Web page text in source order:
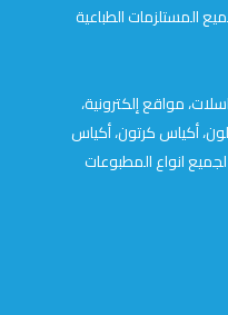
المستلزمات الطباعية
مواقع إلكترونية،
أكياس كرتون، أكياس
انواع المطبوعات